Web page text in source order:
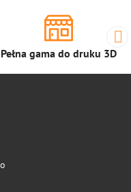
Pełna gama do druku 3D